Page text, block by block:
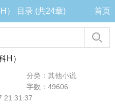
） 目录 (共24章) 首页
H）
分类：其他小说
字数：49606
21:31:37